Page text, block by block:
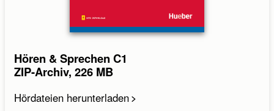
Hören & Sprechen C1
ZIP-Archiv, 226 MB
Hördateien herunterladen